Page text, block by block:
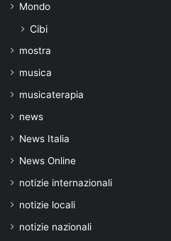
Mondo
Cibi
mostra
musica
musicaterapia
news
News Italia
News Online
notizie internazionali
notizie locali
notizie nazionali